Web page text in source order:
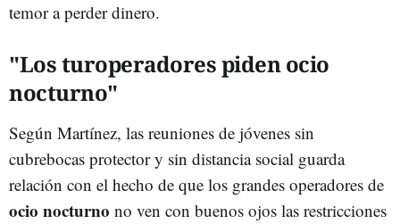
temor a perder dinero.
"Los turoperadores piden ocio
nocturno"
Según Martínez, las reuniones de jóvenes sin
cubrebocas protector y sin distancia social guarda
relación con el hecho de que los grandes operadores de
ocio nocturno no ven con buenos ojos las restricciones